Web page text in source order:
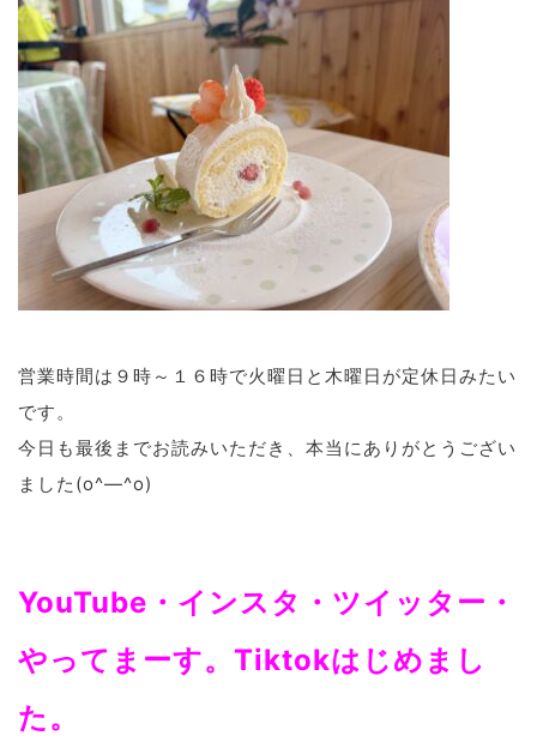
営業時間は９時～１６時で火曜日と木曜日が定休日みたい
です。
今日も最後までお読みいただき、本当にありがとうござい
ました(o^―^o)
YouTube・インスタ・ツイッター・
やってまーす。Tiktokはじめまし
た。